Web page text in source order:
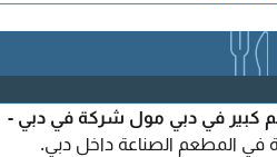
كبير في دبي مول شركة في دبي -
في المطعم الصناعة داخل دبي.